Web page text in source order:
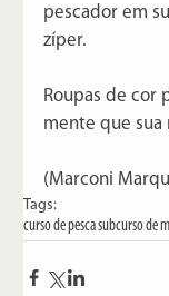
pescador em
zíper.
Roupas de cor
mente que sua
(Marconi
Tags:
curso de pesca subcurso de